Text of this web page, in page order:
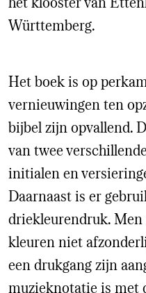
Württemberg.
Het boek is op
vernieuwingen ten
bijbel zijn opvallend.
van twee
initialen en
Daarnaast is er
driekleurendruk. Men
kleuren niet
een drukgang zijn
muzieknotatie is met